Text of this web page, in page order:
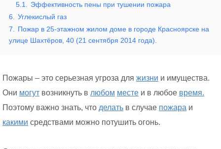
5.1.
Эффективность пены при тушении пожара
6.
Углекислый газ
7.
Пожар в 25-этажном жилом доме в городе Красноярске на
улице Шахтёров, 40 (21 сентября 2014 года).
Пожары – это серьезная угроза для жизни и имущества.
Они могут возникнуть в любом месте и в любое время.
Поэтому важно знать, что делать в случае пожара и
какими средствами можно потушить огонь.